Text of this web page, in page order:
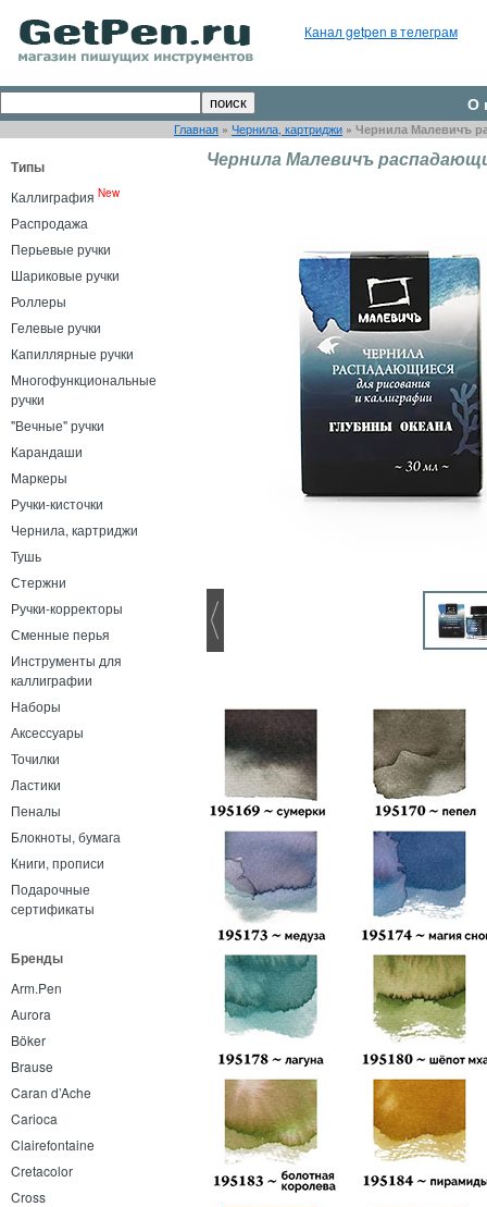
Канал getpen в телеграм
О
Главная » Чернила, картриджи » Чернила Малевичъ
Типы
Каллиграфия New
Распродажа
Перьевые ручки
Шариковые ручки
Роллеры
Гелевые ручки
Капиллярные ручки
Многофункциональные
ручки
"Вечные" ручки
Карандаши
Маркеры
Ручки-кисточки
Чернила, картриджи
Тушь
Стержни
Ручки-корректоры
Сменные перья
Инструменты для
каллиграфии
Наборы
Аксессуары
Точилки
Ластики
Пеналы
Блокноты, бумага
Книги, прописи
Подарочные
сертификаты
Бренды
Arm.Pen
Aurora
Böker
Brause
Caran d’Ache
Carioca
Clairefontaine
Cretacolor
Cross
Чернила Малевичъ